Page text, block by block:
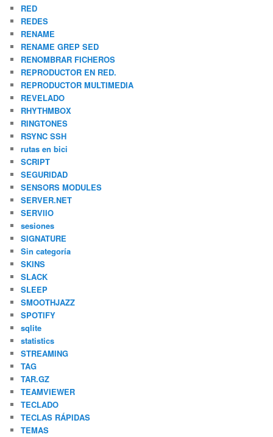
RED
REDES
RENAME
RENAME GREP SED
RENOMBRAR FICHEROS
REPRODUCTOR EN RED.
REPRODUCTOR MULTIMEDIA
REVELADO
RHYTHMBOX
RINGTONES
RSYNC SSH
rutas en bici
SCRIPT
SEGURIDAD
SENSORS MODULES
SERVER.NET
SERVIIO
sesiones
SIGNATURE
Sin categoría
SKINS
SLACK
SLEEP
SMOOTHJAZZ
SPOTIFY
sqlite
statistics
STREAMING
TAG
TAR.GZ
TEAMVIEWER
TECLADO
TECLAS RÁPIDAS
TEMAS